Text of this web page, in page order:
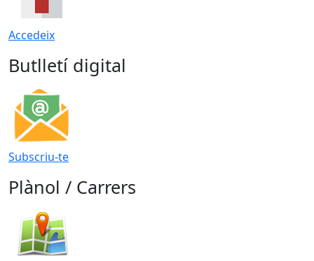
Accedeix
Butlletí digital
Subscriu-te
Plànol / Carrers